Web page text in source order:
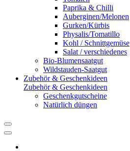
Paprika & Chilli
Auberginen/Melonen
Gurken/Kürbis
Physalis/Tomatillo
Kohl / Schnittgemüse
Salat / verschiedenes
Bio-Blumensaatgut
Wildstauden-Saatgut
Zubehör & Geschenkideen
Zubehör & Geschenkideen
Geschenkgutscheine
Natürlich düngen